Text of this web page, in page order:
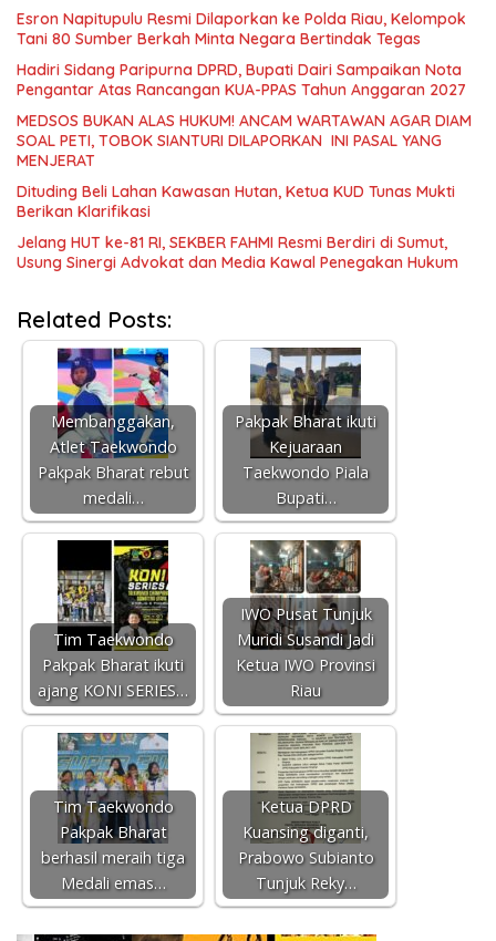
Esron Napitupulu Resmi Dilaporkan ke Polda Riau, Kelompok
Tani 80 Sumber Berkah Minta Negara Bertindak Tegas
Hadiri Sidang Paripurna DPRD, Bupati Dairi Sampaikan Nota
Pengantar Atas Rancangan KUA-PPAS Tahun Anggaran 2027
MEDSOS BUKAN ALAS HUKUM! ANCAM WARTAWAN AGAR DIAM
SOAL PETI, TOBOK SIANTURI DILAPORKAN INI PASAL YANG
MENJERAT
Dituding Beli Lahan Kawasan Hutan, Ketua KUD Tunas Mukti
Berikan Klarifikasi
Jelang HUT ke-81 RI, SEKBER FAHMI Resmi Berdiri di Sumut,
Usung Sinergi Advokat dan Media Kawal Penegakan Hukum
Related Posts:
Membanggakan,
Atlet Taekwondo
Pakpak Bharat rebut
medali…
Pakpak Bharat ikuti
Kejuaraan
Taekwondo Piala
Bupati…
Tim Taekwondo
Pakpak Bharat ikuti
ajang KONI SERIES…
IWO Pusat Tunjuk
Muridi Susandi Jadi
Ketua IWO Provinsi
Riau
Tim Taekwondo
Pakpak Bharat
berhasil meraih tiga
Medali emas…
Ketua DPRD
Kuansing diganti,
Prabowo Subianto
Tunjuk Reky…